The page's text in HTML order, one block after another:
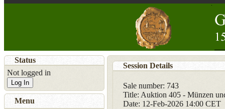
Session Details
Sale number: 743
Title: Auktion 405 - Münzen
Date: 12-Feb-2026 14:00 CET
Status
Not logged in
Log In
Menu